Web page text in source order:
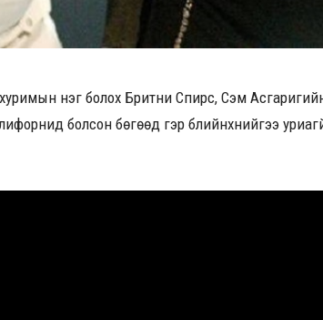
нэг болох Бритни Спирс, Сэм
болсон бөгөөд гэр бүлийнхнийгээ